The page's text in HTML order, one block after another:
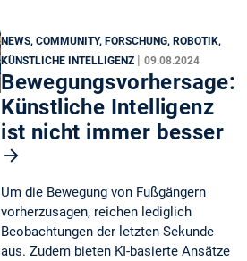
NEWS, COMMUNITY, FORSCHUNG, ROBOTIK,
KÜNSTLICHE INTELLIGENZ |09.08.2024
Bewegungsvorhersage:
Künstliche Intelligenz
ist nicht immer besser
Um die Bewegung von Fußgängern
vorherzusagen, reichen lediglich
Beobachtungen der letzten Sekunde
aus. Zudem bieten KI-basierte Ansätze